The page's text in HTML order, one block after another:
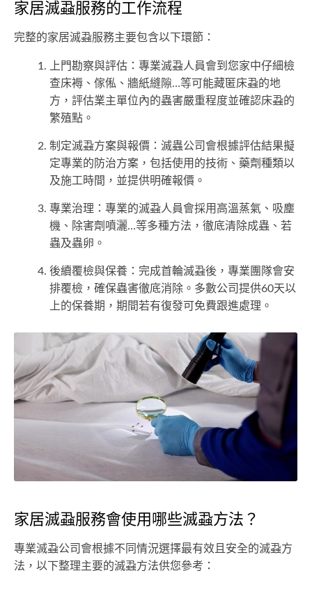
家居滅蝨服務的工作流程
完整的家居滅蝨服務主要包含以下環節：
上門勘察與評估：專業滅蝨人員會到您家中仔細檢
查床褥、傢俬、牆紙縫隙…等可能藏匿床蝨的地
方，評估業主單位內的蟲害嚴重程度並確認床蝨的
繁殖點。
制定滅蝨方案與報價：滅蟲公司會根據評估結果擬
定專業的防治方案，包括使用的技術、藥劑種類以
及施工時間，並提供明確報價。
專業治理：專業的滅蝨人員會採用高溫蒸氣、吸塵
機、除害劑噴灑…等多種方法，徹底清除成蟲、若
蟲及蟲卵。
後續覆檢與保養：完成首輪滅蝨後，專業團隊會安
排覆檢，確保蟲害徹底消除。多數公司提供60天以
上的保養期，期間若有復發可免費跟進處理。
家居滅蝨服務會使用哪些滅蝨方法？
專業滅蝨公司會根據不同情況選擇最有效且安全的滅蝨方
法，以下整理主要的滅蝨方法供您參考：